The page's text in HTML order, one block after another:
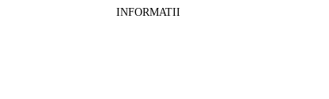
INFORMATII